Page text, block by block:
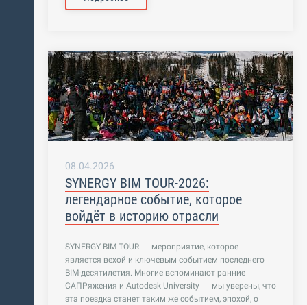
08.04.2026
SYNERGY BIM TOUR-2026:
легендарное событие, которое
войдёт в историю отрасли
SYNERGY BIM TOUR — мероприятие, которое
является вехой и ключевым событием последнего
BIM-десятилетия. Многие вспоминают ранние
САПРяжения и Autodesk University — мы уверены, что
эта поездка станет таким же событием, эпохой, о